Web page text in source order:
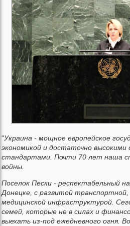
"Украина - мощное европейское
экономикой и достаточно высокими
стандартами. Почти 70 лет наша
войны.
Поселок Пески - респектабельный
Донецке, с развитой
медицинской инфраструктурой.
семей, которые не в силах и
выехать из-под ежедневного огня.